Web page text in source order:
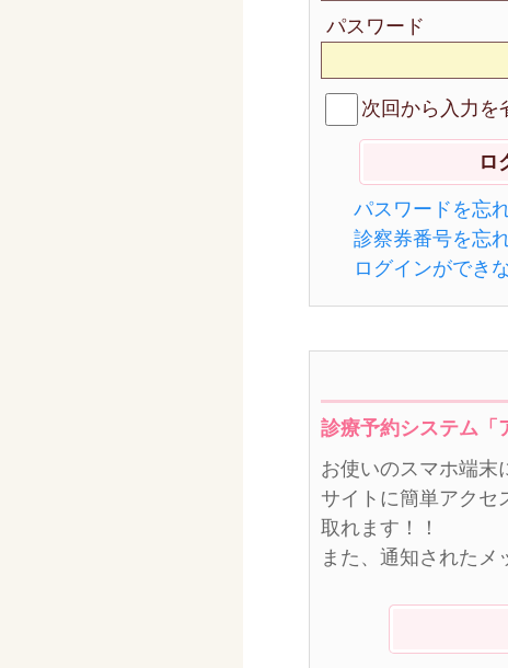
パスワード
次回から入力を
パスワードを忘
診察券番号を忘
ログインができ
診療予約システム「
お使いのスマホ端末
サイトに簡単アクセ
取れます！！
また、通知されたメ